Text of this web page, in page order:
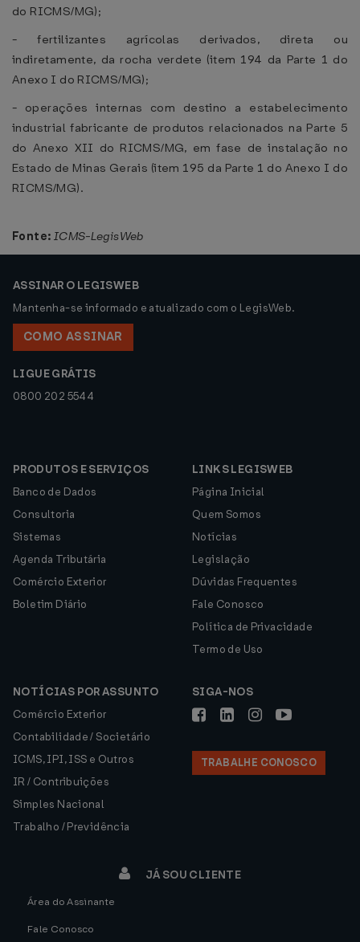
do RICMS/MG);
- fertilizantes agrícolas derivados, direta ou
indiretamente, da rocha verdete (item 194 da Parte 1 do
Anexo I do RICMS/MG);
- operações internas com destino a estabelecimento
industrial fabricante de produtos relacionados na Parte 5
do Anexo XII do RICMS/MG, em fase de instalação no
Estado de Minas Gerais (item 195 da Parte 1 do Anexo I do
RICMS/MG).
Fonte: ICMS-LegisWeb
ASSINAR O LEGISWEB
Mantenha-se informado e atualizado com o LegisWeb.
COMO ASSINAR
LIGUE GRÁTIS
0800 202 5544
PRODUTOS E SERVIÇOS
Banco de Dados
Consultoria
Sistemas
Agenda Tributária
Comércio Exterior
Boletim Diário
LINKS LEGISWEB
Página Inicial
Quem Somos
Notícias
Legislação
Dúvidas Frequentes
Fale Conosco
Política de Privacidade
Termo de Uso
NOTÍCIAS POR ASSUNTO
Comércio Exterior
Contabilidade / Societário
ICMS, IPI, ISS e Outros
IR / Contribuições
Simples Nacional
Trabalho / Previdência
SIGA-NOS
TRABALHE CONOSCO
JÁ SOU CLIENTE
Área do Assinante
Fale Conosco